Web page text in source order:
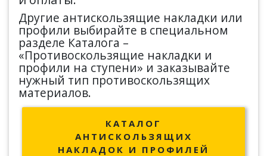
Другие антискользящие накладки или
профили выбирайте в специальном
разделе Каталога –
«Противоскользящие накладки и
профили на ступени» и заказывайте
нужный тип противоскользящих
материалов.
КАТАЛОГ
АНТИСКОЛЬЗЯЩИХ
НАКЛАДОК И ПРОФИЛЕЙ